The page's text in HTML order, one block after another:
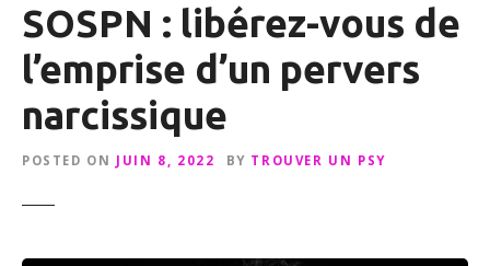
SOSPN : libérez-vous de
l’emprise d’un pervers
narcissique
POSTED ON JUIN 8, 2022 BY TROUVER UN PSY